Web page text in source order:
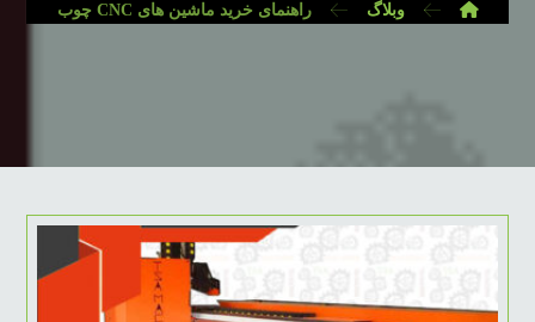
وبلاگ راهنمای خرید ماشین های CNC چوب